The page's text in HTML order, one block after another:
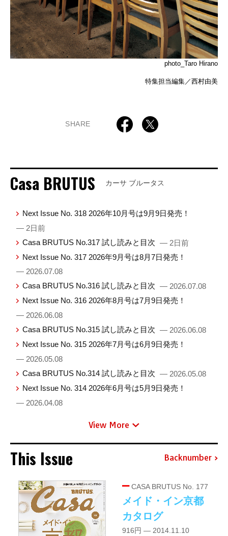
photo_Taro Hirano
特集担当編集／西村由美
SHARE
Casa BRUTUS カーサ ブルータス
Next Issue No. 318 2026年10月号は9月9日発売！
— 2日前
Casa BRUTUS No.317 試し読みと目次 — 2日前
Next Issue No. 317 2026年9月号は8月7日発売！
— 2026.07.08
Casa BRUTUS No.316 試し読みと目次 — 2026.07.08
Next Issue No. 316 2026年8月号は7月9日発売！
— 2026.06.08
Casa BRUTUS No.315 試し読みと目次 — 2026.06.08
Next Issue No. 315 2026年7月号は6月9日発売！
— 2026.05.08
Casa BRUTUS No.314 試し読みと目次 — 2026.05.08
Next Issue No. 314 2026年6月号は5月9日発売！
— 2026.04.08
View More
This Issue Backnumber
CASA BRUTUS No. 177
メイド・イン京都
カタログ
916円 — 2014.11.10